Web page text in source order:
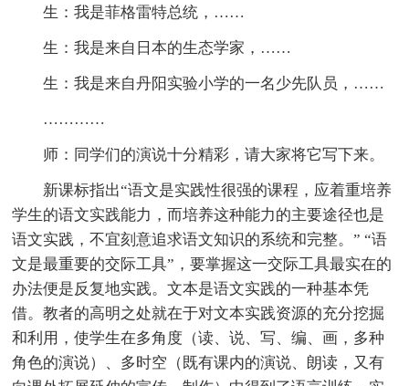
生：我是菲格雷特总统，……
生：我是来自日本的生态学家，……
生：我是来自丹阳实验小学的一名少先队员，……
…………
师：同学们的演说十分精彩，请大家将它写下来。
新课标指出“语文是实践性很强的课程，应着重培养
学生的语文实践能力，而培养这种能力的主要途径也是
语文实践，不宜刻意追求语文知识的系统和完整。” “语
文是最重要的交际工具”，要掌握这一交际工具最实在的
办法便是反复地实践。文本是语文实践的一种基本凭
借。教者的高明之处就在于对文本实践资源的充分挖掘
和利用，使学生在多角度（读、说、写、编、画，多种
角色的演说）、多时空（既有课内的演说、朗读，又有